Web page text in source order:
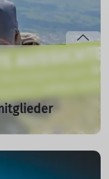
bares Geld